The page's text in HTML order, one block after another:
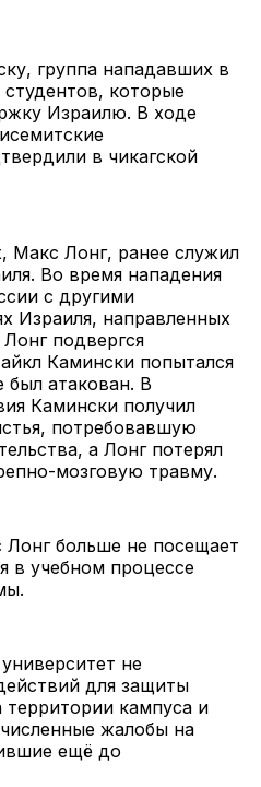
группа нападавших в
студентов, которые
Израилю. В ходе
в чикагской
Макс Лонг, ранее служил
Во время нападения
с другими
Израиля, направленных
подвергся
Камински попытался
был атакован. В
Камински получил
потребовавшую
а Лонг потерял
мозговую травму.
больше не посещает
в учебном процессе
не
для защиты
территории кампуса и
жалобы на
ещё до